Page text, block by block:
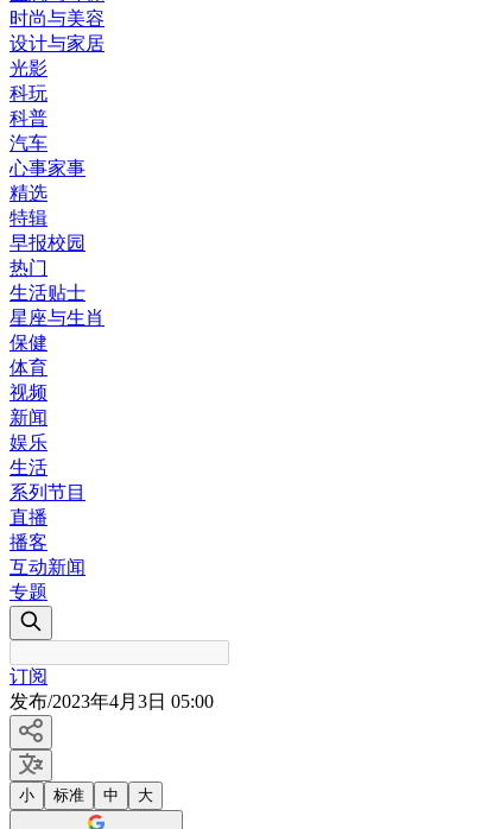
时尚与美容
设计与家居
光影
科玩
科普
汽车
心事家事
精选
特辑
早报校园
热门
生活贴士
星座与生肖
保健
体育
视频
新闻
娱乐
生活
系列节目
直播
播客
互动新闻
专题
订阅
发布/2023年4月3日 05:00
小 标准 中 大